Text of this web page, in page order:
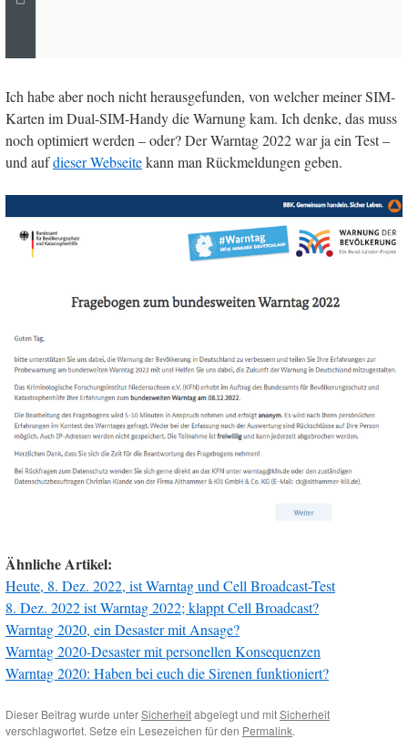
Ich habe aber noch nicht herausgefunden, von welcher meiner SIM-
Karten im Dual-SIM-Handy die Warnung kam. Ich denke, das muss
noch optimiert werden – oder? Der Warntag 2022 war ja ein Test –
und aufdieser Webseitekann man Rückmeldungen geben.
Ähnliche Artikel:
Heute, 8. Dez. 2022, ist Warntag und Cell Broadcast-Test
8. Dez. 2022 ist Warntag 2022; klappt Cell Broadcast?
Warntag 2020, ein Desaster mit Ansage?
Warntag 2020-Desaster mit personellen Konsequenzen
Warntag 2020: Haben bei euch die Sirenen funktioniert?
Dieser Beitrag wurde unterSicherheitabgelegt und mitSicherheit
verschlagwortet. Setze ein Lesezeichen für den Permalink.